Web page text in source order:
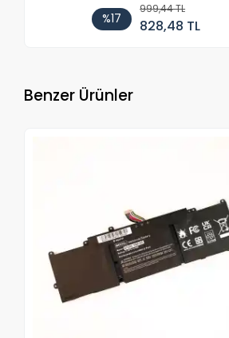
%17
999,44 TL
828,48 TL
Benzer Ürünler